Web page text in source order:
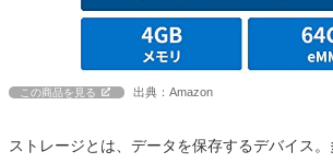
この商品を見る 出典：Amazon
ストレージとは、データを保存するデバイス